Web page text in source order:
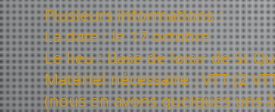
Plusieurs informations :
La date : le 17 octobre
Le lieu : Base de loisir de St
Matériel nécessaire : VTT (2
(nous en avons quelques uns